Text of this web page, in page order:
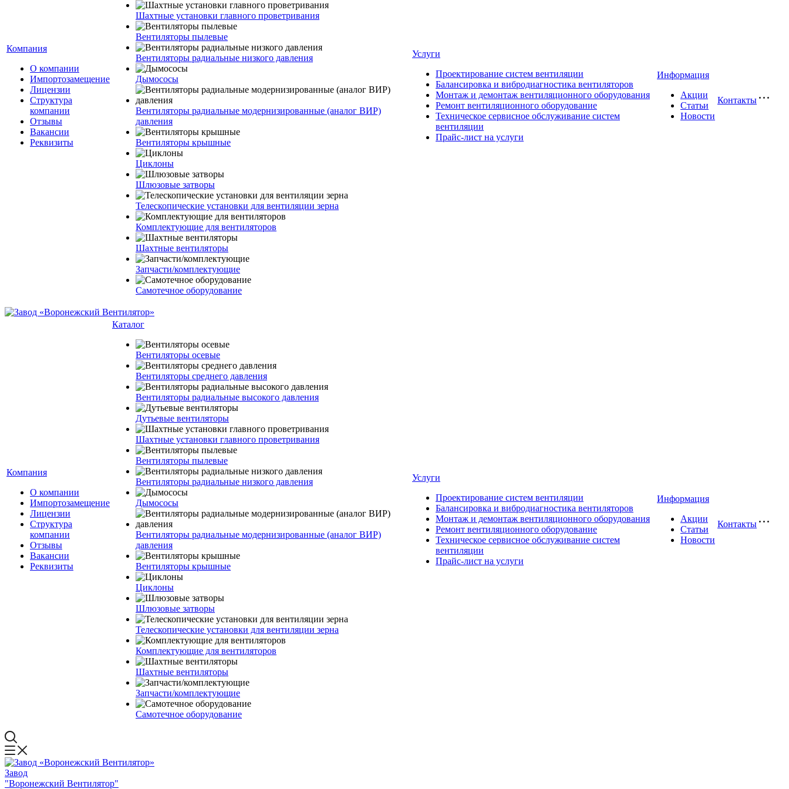
Компания
О компании
Импортозамещение
Лицензии
Структура
компании
Отзывы
Вакансии
Реквизиты
Шахтные установки главного проветривания
Вентиляторы пылевые
Вентиляторы радиальные низкого давления
Дымососы
Вентиляторы радиальные модернизированные (аналог ВИР)
давления
Вентиляторы крышные
Циклоны
Шлюзовые затворы
Телескопические установки для вентиляции зерна
Комплектующие для вентиляторов
Шахтные вентиляторы
Запчасти/комплектующие
Самотечное оборудование
Услуги
Проектирование систем вентиляции
Балансировка и вибродиагностика вентиляторов
Монтаж и демонтаж вентиляционного оборудования
Ремонт вентиляционного оборудование
Техническое сервисное обслуживание систем
вентиляции
Прайс-лист на услуги
Информация
Акции
Статьи
Новости
Контакты
Компания
О компании
Импортозамещение
Лицензии
Структура
компании
Отзывы
Вакансии
Реквизиты
Каталог
Вентиляторы осевые
Вентиляторы среднего давления
Вентиляторы радиальные высокого давления
Дутьевые вентиляторы
Шахтные установки главного проветривания
Вентиляторы пылевые
Вентиляторы радиальные низкого давления
Дымососы
Вентиляторы радиальные модернизированные (аналог ВИР)
давления
Вентиляторы крышные
Циклоны
Шлюзовые затворы
Телескопические установки для вентиляции зерна
Комплектующие для вентиляторов
Шахтные вентиляторы
Запчасти/комплектующие
Самотечное оборудование
Услуги
Проектирование систем вентиляции
Балансировка и вибродиагностика вентиляторов
Монтаж и демонтаж вентиляционного оборудования
Ремонт вентиляционного оборудование
Техническое сервисное обслуживание систем
вентиляции
Прайс-лист на услуги
Информация
Акции
Статьи
Новости
Контакты
Завод
"Воронежский Вентилятор"